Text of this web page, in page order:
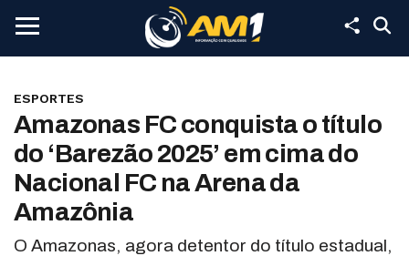
ESPORTES
Amazonas FC conquista o título
do ‘Barezão 2025’ em cima do
Nacional FC na Arena da
Amazônia
O Amazonas, agora detentor do título estadual,